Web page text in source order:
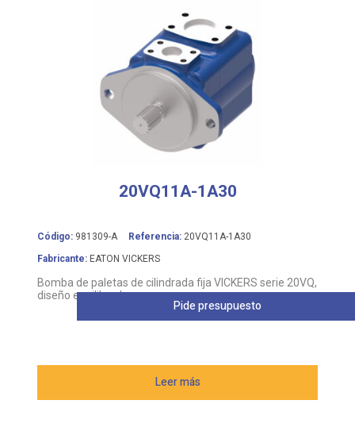
20VQ11A-1A30
Código: 981309-A Referencia: 20VQ11A-1A30
Fabricante: EATON VICKERS
Bomba de paletas de cilindrada fija VICKERS serie 20VQ,
diseño equilibrado
Leer más
Pide presupuesto